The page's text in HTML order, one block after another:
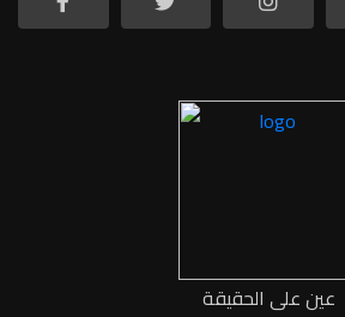
عين على الحقيقة